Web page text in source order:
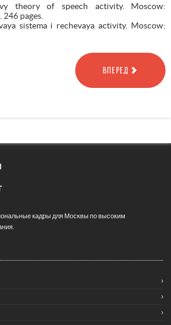
theory of speech activity. Moscow:
pages.
sistema i rechevaya activity. Moscow:
ВПЕРЕД
кадры для Москвы по высоким